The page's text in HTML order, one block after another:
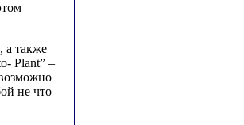
а также
Plant” –
не что